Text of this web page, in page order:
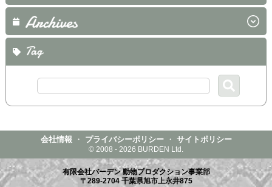
会社情報 ・ プライバシーポリシー ・ サイトポリシー
© 2008 - 2026 BURDEN Ltd.
有限会社バーデン 動物プロダクション事業部
〒289-2704 千葉県旭市上永井875